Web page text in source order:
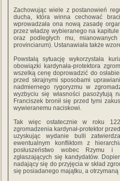
Zachowując wiele z postanowień
ducha, która winna cechować
wprowadzała ona nową zasadę
przez władzę wybieranego na
oraz podległych mu,
provinciarum). Ustanawiała także
Powstałą sytuację wykorzystała
obowiązki kardynała-protektora
wszelką cenę doprowadzić do
przed skrajnymi sposobami
nadmiernego rygoryzmu w
wyzbyciu się własności pasożytują
Franciszek bronił się przed tymi
wywieranemu naciskowi.
Tak więc ostatecznie w roku
zgromadzenia kardynał-protektor
uzyskując wydanie bulli
ewentualnym konfliktom z
posłuszeństwo wobec Rzymu i
zgłaszających się kandydatów.
nadający się do przyjęcia w skład
się posiadanego majątku, a